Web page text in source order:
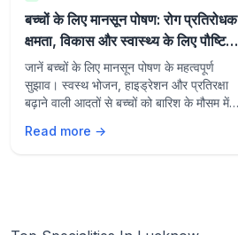
बच्चों के लिए मानसून पोषण: रोग प्रतिरोधक
क्षमता, विकास और स्वास्थ्य के लिए पौष्टिक
आहार
जानें बच्चों के लिए मानसून पोषण के महत्वपूर्ण
सुझाव। स्वस्थ भोजन, हाइड्रेशन और प्रतिरक्षा
बढ़ाने वाली आदतों से बच्चों को बारिश के मौसम में
Read more →